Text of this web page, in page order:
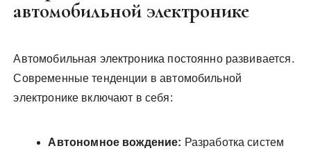
автомобильной электронике
Автомобильная электроника постоянно развивается.
Современные тенденции в автомобильной
электронике включают в себя:
Автономное вождение: Разработка систем